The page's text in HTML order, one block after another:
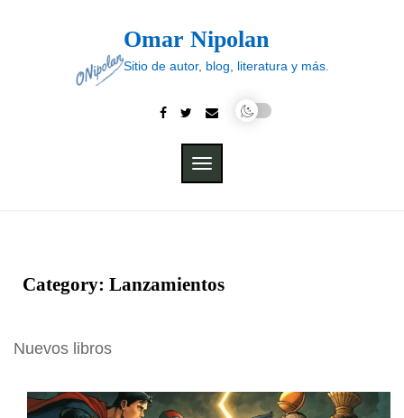
Omar Nipolan
Sitio de autor, blog, literatura y más.
TOGGLE
NAVIGATION
Category: Lanzamientos
Nuevos libros